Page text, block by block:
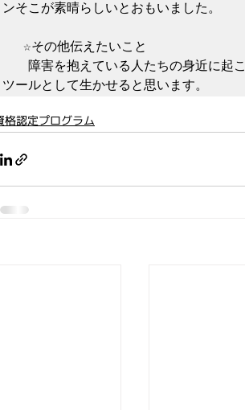
ンそこが素晴らしいとおもいました。
☆その他伝えたいこと
障害を抱えている人たちの身近に起
ツールとして生かせると思います。
格認定プログラム